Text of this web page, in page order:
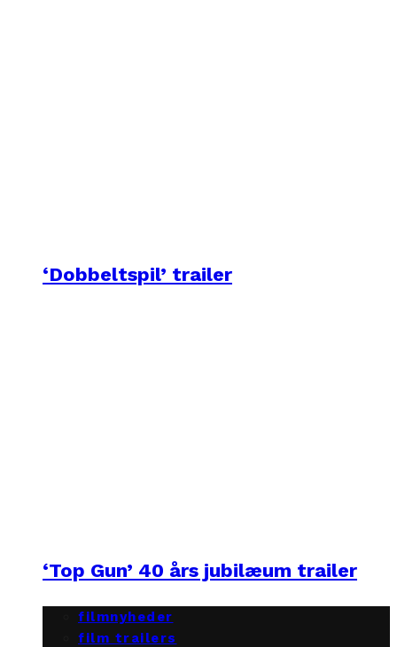
‘Dobbeltspil’ trailer
‘Top Gun’ 40 års jubilæum trailer
filmnyheder
film trailers